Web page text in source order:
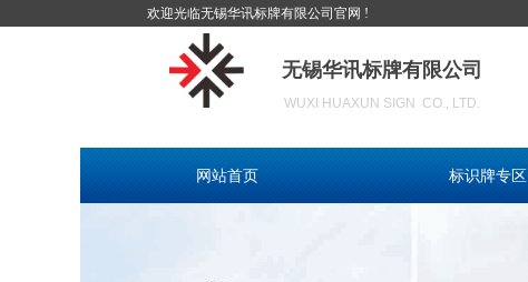
欢迎光临无锡华讯标牌有限公司官网 !
无锡华讯标牌有限公司
WUXI HUAXUN SIGN CO., LTD.
网站首页 标识牌专区